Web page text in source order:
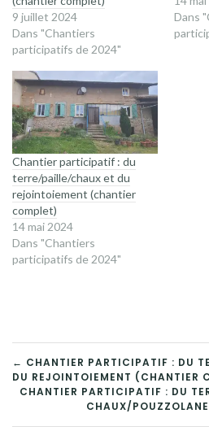
9 juillet 2024
Dans "Chantiers
participatifs de 2024"
Dans
Chantier participatif : du
terre/paille/chaux et du
rejointoiement (chantier
complet)
14 mai 2024
Dans "Chantiers
participatifs de 2024"
NAVIGATION
DE
L’ARTICLE
← CHANTIER PARTICIPATIF : DU
DU REJOINTOIEMENT (CHANTIER
CHANTIER PARTICIPATIF : DU
CHAUX/